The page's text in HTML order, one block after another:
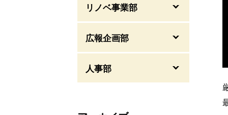
リノベ事業部
広報企画部
人事部